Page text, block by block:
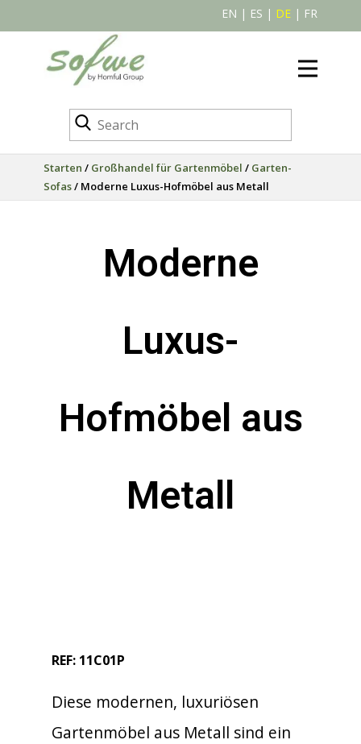
EN | ES | DE | FR
Starten / Großhandel für Gartenmöbel / Garten-
Sofas/ Moderne Luxus-Hofmöbel aus Metall
Moderne
Luxus-
Hofmöbel aus
Metall
REF: 11C01P
Diese modernen, luxuriösen
Gartenmöbel aus Metall sind ein